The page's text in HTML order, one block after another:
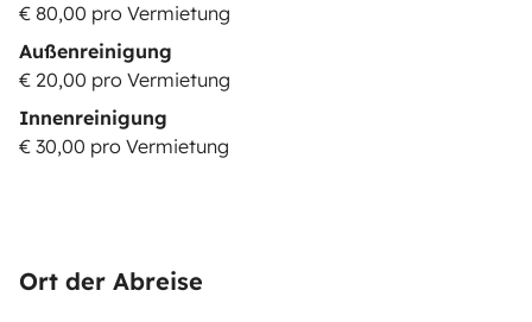
€ 80,00 pro Vermietung
Außenreinigung
€ 20,00 pro Vermietung
Innenreinigung
€ 30,00 pro Vermietung
Ort der Abreise